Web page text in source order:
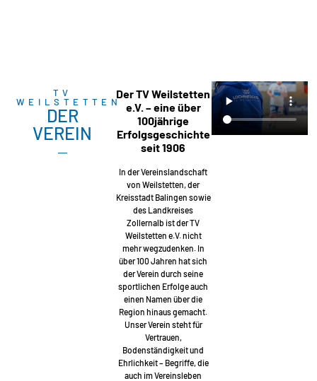
TV
WEILSTETTEN
DER
VEREIN
Der TV Weilstetten
e.V. – eine über
100jährige
Erfolgsgeschichte
seit 1906
In der Vereinslandschaft
von Weilstetten, der
Kreisstadt Balingen sowie
des Landkreises
Zollernalb ist der TV
Weilstetten e.V. nicht
mehr wegzudenken. In
über 100 Jahren hat sich
der Verein durch seine
sportlichen Erfolge auch
einen Namen über die
Region hinaus gemacht.
Unser Verein steht für
Vertrauen,
Bodenständigkeit und
Ehrlichkeit – Begriffe, die
auch im Vereinsleben